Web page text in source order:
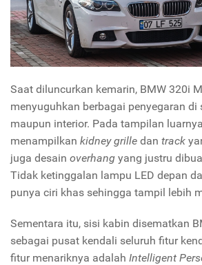
Saat diluncurkan kemarin, BMW 320i
menyuguhkan berbagai penyegaran di
maupun interior. Pada tampilan
menampilkan kidney grille dan track
juga desain overhang yang justru
Tidak ketinggalan lampu LED depan
punya ciri khas sehingga tampil lebih
Sementara itu, sisi kabin disematkan
sebagai pusat kendali seluruh fitur
fitur menariknya adalah Intelligent